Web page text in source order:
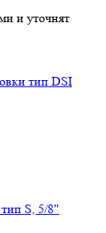
и уточнят
тип DSI
S, 5/8"